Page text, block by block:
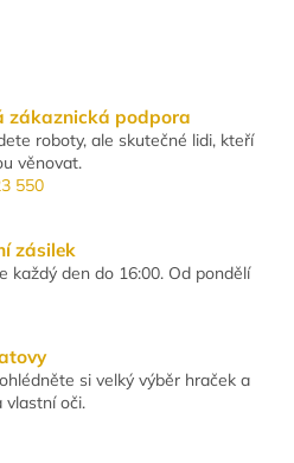
zákaznická podpora
roboty, ale skutečné lidi, kteří
věnovat.
550
zásilek
každý den do 16:00. Od pondělí
si velký výběr hraček a
vlastní oči.